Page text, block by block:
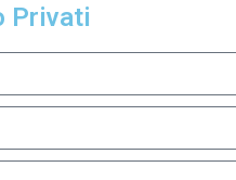
Privati